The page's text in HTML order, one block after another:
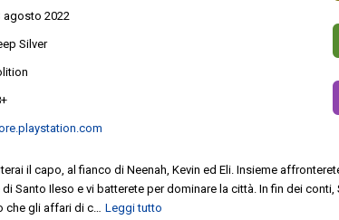
agosto 2022
Silver
il capo, al fianco di Neenah, Kevin ed Eli. Insieme
Santo Ileso e vi batterete per dominare la città. In fin dei
che gli affari di c… Leggi tutto